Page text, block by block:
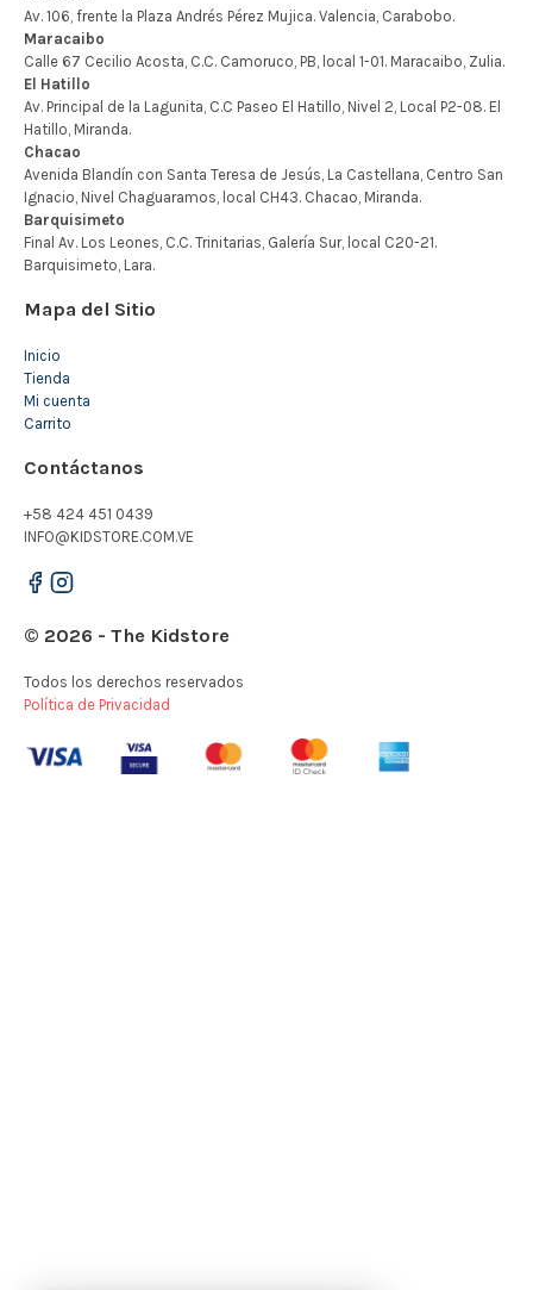
Mapa del Sitio
Inicio
Tienda
Mi cuenta
Carrito
Contáctanos
+58 424 451 0439
INFO@KIDSTORE.COM.VE
© 2026 - The Kidstore
Todos los derechos reservados
Política de Privacidad